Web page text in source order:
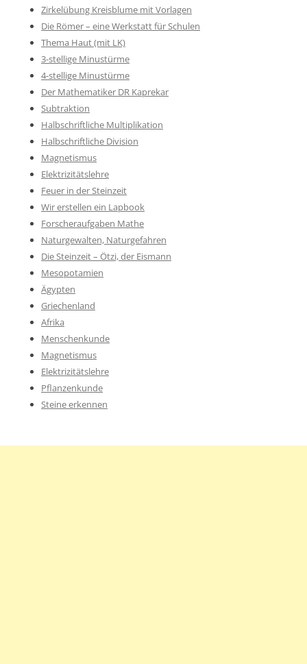
Zirkelübung Kreisblume mit Vorlagen
Die Römer – eine Werkstatt für Schulen
Thema Haut (mit LK)
3-stellige Minustürme
4-stellige Minustürme
Der Mathematiker DR Kaprekar
Subtraktion
Halbschriftliche Multiplikation
Halbschriftliche Division
Magnetismus
Elektrizitätslehre
Feuer in der Steinzeit
Wir erstellen ein Lapbook
Forscheraufgaben Mathe
Naturgewalten, Naturgefahren
Die Steinzeit – Ötzi, der Eismann
Mesopotamien
Ägypten
Griechenland
Afrika
Menschenkunde
Magnetismus
Elektrizitätslehre
Pflanzenkunde
Steine erkennen